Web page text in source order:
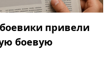
привели
боевую